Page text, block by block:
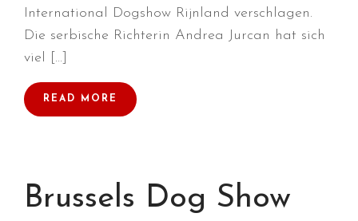
International Dogshow Rijnland verschlagen.
Die serbische Richterin Andrea Jurcan hat sich
viel […]
READ MORE
Brussels Dog Show